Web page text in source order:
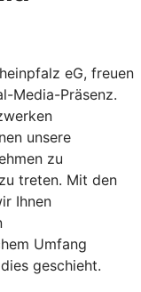
eG, freuen
Media-Präsenz.
unsere
zu
treten. Mit den
Ihnen
Umfang
geschieht.